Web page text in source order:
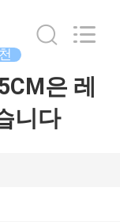
은 레
니다